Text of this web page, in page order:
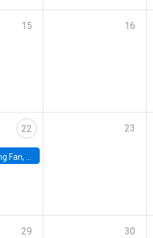
15 16
22
University of Michigan
23
29 30